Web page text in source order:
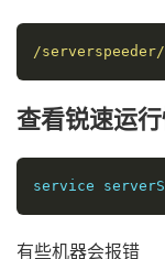
/serverspeeder/
查看锐速运
service
有些机器会报错